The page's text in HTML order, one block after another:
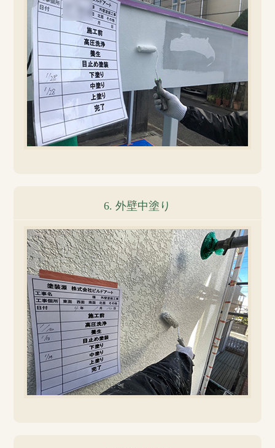
6. 外壁中塗り